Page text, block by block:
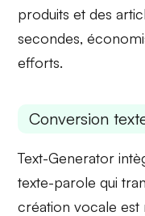
produits et des
secondes,
efforts.
Conversion
Text-Generator
texte-parole qui
création vocale est